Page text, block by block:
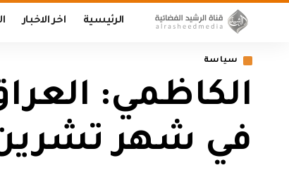
الرئيسية اخر الاخبار
سياسة
الكاظمي:
في شهر تشرين